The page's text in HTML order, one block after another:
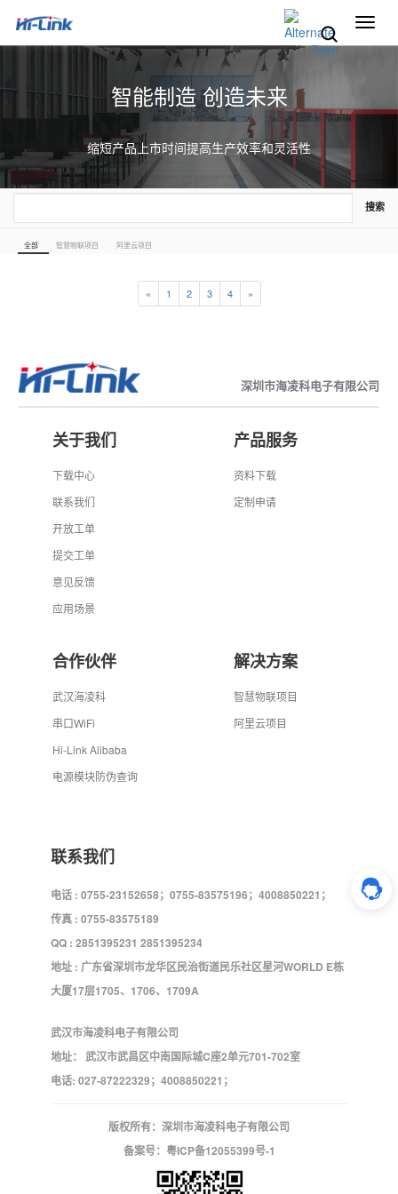
切
换
智能制造 创造未来
缩短产品上市时间提高生产效率和灵活性
搜索
全部 智慧物联项目 阿里云项目
« 1 2 3 4 »
深圳市海凌科电子有限公司
关于我们
下载中心
联系我们
开放工单
提交工单
意见反馈
应用场景
产品服务
资料下载
定制申请
合作伙伴
武汉海凌科
串口WiFi
Hi-Link Alibaba
电源模块防伪查询
解决方案
智慧物联项目
阿里云项目
联系我们
电话 : 0755-23152658；0755-83575196；4008850221；
传真 : 0755-83575189
QQ : 2851395231 2851395234
地址 : 广东省深圳市龙华区民治街道民乐社区星河WORLD E栋
大厦17层1705、1706、1709A
武汉市海凌科电子有限公司
地址： 武汉市武昌区中南国际城C座2单元701-702室
电话: 027-87222329；4008850221；
版权所有：深圳市海凌科电子有限公司
备案号： 粤ICP备12055399号-1